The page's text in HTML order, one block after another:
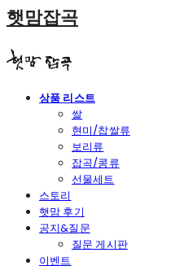
햇맘잡곡
상품 리스트
쌀
현미/찹쌀류
보리류
잡곡/콩류
선물세트
스토리
햇맘 후기
공지&질문
질문 게시판
이벤트